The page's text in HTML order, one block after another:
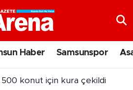
Haber Samsunspor
500 konut için kura çekildi
Vakitleri